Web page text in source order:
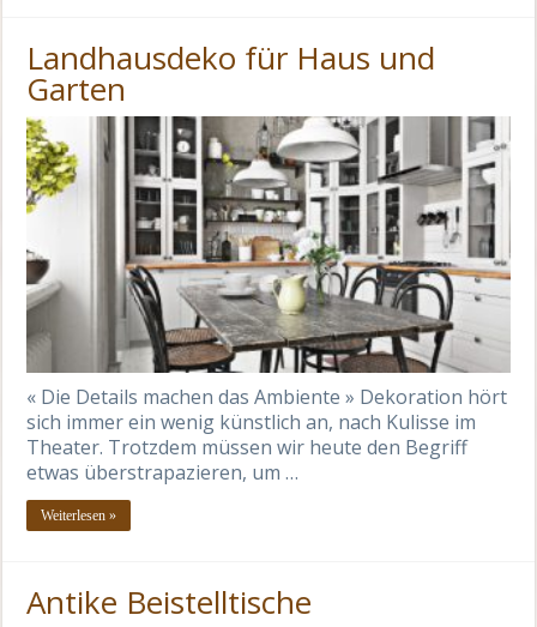
Landhausdeko für Haus und
Garten
« Die Details machen das Ambiente » Dekoration hört
sich immer ein wenig künstlich an, nach Kulisse im
Theater. Trotzdem müssen wir heute den Begriff
etwas überstrapazieren, um …
Weiterlesen »
Antike Beistelltische